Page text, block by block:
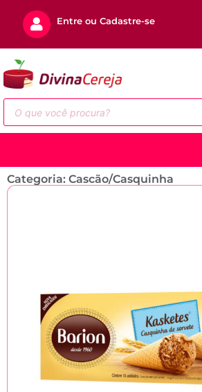
Entre ou Cadastre-se
Categoria: Cascão/Casquinha